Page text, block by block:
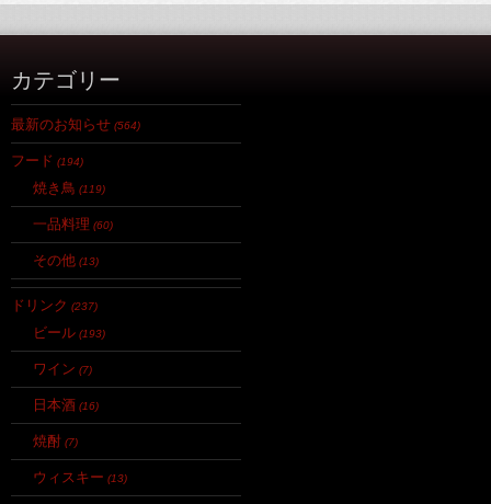
カテゴリー
最新のお知らせ (564)
フード (194)
焼き鳥 (119)
一品料理 (60)
その他 (13)
ドリンク (237)
ビール (193)
ワイン (7)
日本酒 (16)
焼酎 (7)
ウィスキー (13)